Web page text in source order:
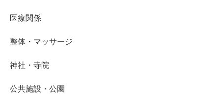
医療関係
整体・マッサージ
神社・寺院
公共施設・公園